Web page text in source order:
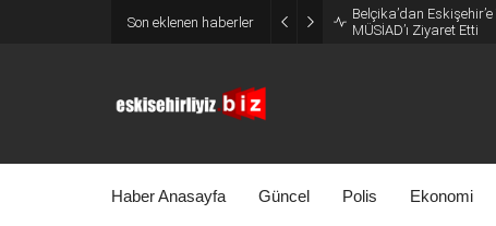
Son eklenen haberler
Belçika’dan
MÜSİAD’ı Ziyaret Etti
Haber Anasayfa Güncel Polis Ekonomi